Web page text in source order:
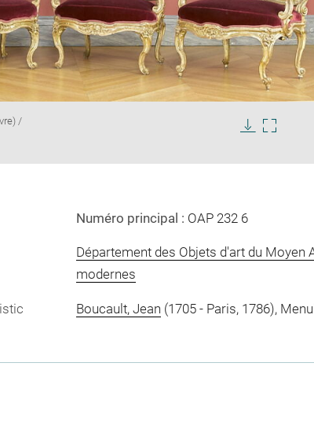
/
Numéro principal : OAP 232 6
Département des Objets d'art du Moyen
modernes
Boucault, Jean (1705 - Paris, 1786),